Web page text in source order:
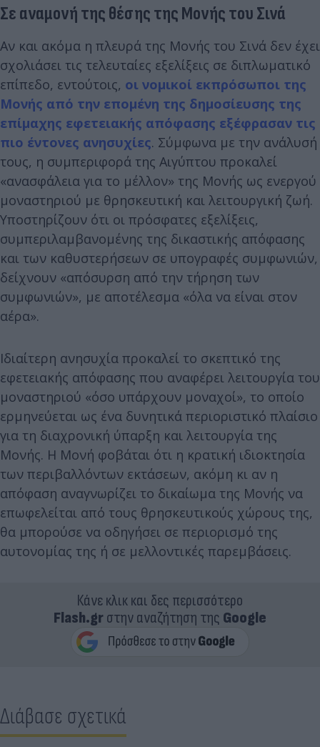
Σε αναμονή της θέσης της Μονής του Σινά
Αν και ακόμα η πλευρά της Μονής του Σινά δεν έχει
σχολιάσει τις τελευταίες εξελίξεις σε διπλωματικό
επίπεδο, εντούτοις, οι νομικοί εκπρόσωποι της
Μονής από την επομένη της δημοσίευσης της
επίμαχης εφετειακής απόφασης εξέφρασαν τις
πιο έντονες ανησυχίες. Σύμφωνα με την ανάλυσή
τους, η συμπεριφορά της Αιγύπτου προκαλεί
«ανασφάλεια για το μέλλον» της Μονής ως ενεργού
μοναστηριού με θρησκευτική και λειτουργική ζωή.
Υποστηρίζουν ότι οι πρόσφατες εξελίξεις,
συμπεριλαμβανομένης της δικαστικής απόφασης
και των καθυστερήσεων σε υπογραφές συμφωνιών,
δείχνουν «απόσυρση από την τήρηση των
συμφωνιών», με αποτέλεσμα «όλα να είναι στον
αέρα».
Ιδιαίτερη ανησυχία προκαλεί το σκεπτικό της
εφετειακής απόφασης που αναφέρει λειτουργία του
μοναστηριού «όσο υπάρχουν μοναχοί», το οποίο
ερμηνεύεται ως ένα δυνητικά περιοριστικό πλαίσιο
για τη διαχρονική ύπαρξη και λειτουργία της
Μονής. Η Μονή φοβάται ότι η κρατική ιδιοκτησία
των περιβαλλόντων εκτάσεων, ακόμη κι αν η
απόφαση αναγνωρίζει το δικαίωμα της Μονής να
επωφελείται από τους θρησκευτικούς χώρους της,
θα μπορούσε να οδηγήσει σε περιορισμό της
αυτονομίας της ή σε μελλοντικές παρεμβάσεις.
Κάνε κλικ και δες περισσότερο
Flash.grστην αναζήτηση της Google
Διάβασε σχετικά